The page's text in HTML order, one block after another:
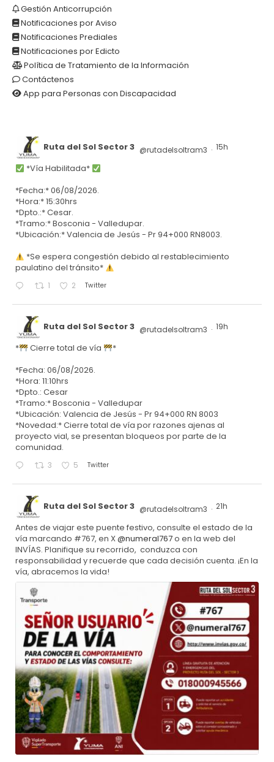
Gestión Anticorrupción
Notificaciones por Aviso
Notificaciones Prediales
Notificaciones por Edicto
Política de Tratamiento de la Información
Contáctenos
App para Personas con Discapacidad
Ruta del Sol Sector 3 @rutadelsoltram3 · 15h
*Vía Habilitada*
*Fecha:* 06/08/2026.
*Hora:* 15:30hrs
*Dpto.:* Cesar.
*Tramo:* Bosconia - Valledupar.
*Ubicación:* Valencia de Jesús - Pr 94+000 RN8003.
*Se espera congestión debido al restablecimiento
paulatino del tránsito*
1 2 Twitter
Ruta del Sol Sector 3 @rutadelsoltram3 · 19h
* Cierre total de vía
*
*Fecha: 06/08/2026.
*Hora: 11:10hrs
*Dpto.: Cesar
*Tramo:* Bosconia - Valledupar
*Ubicación: Valencia de Jesús - Pr 94+000 RN 8003
*Novedad:* Cierre total de vía por razones ajenas al
proyecto vial, se presentan bloqueos por parte de la
comunidad.
3 5 Twitter
Ruta del Sol Sector 3 @rutadelsoltram3 · 21h
Antes de viajar este puente festivo, consulte el estado de la
vía marcando #767, en X@numeral767o en la web del
INVÍAS. Planifique su recorrido, conduzca con
responsabilidad y recuerde que cada decisión cuenta. ¡En la
vía, abracemos la vida!